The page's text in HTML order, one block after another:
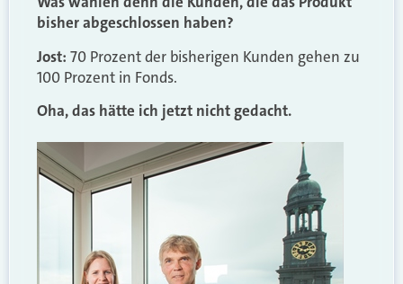
bisher abgeschlossen haben?
Jost: 70 Prozent der bisherigen Kunden gehen zu
100 Prozent in Fonds.
Oha, das hätte ich jetzt nicht gedacht.